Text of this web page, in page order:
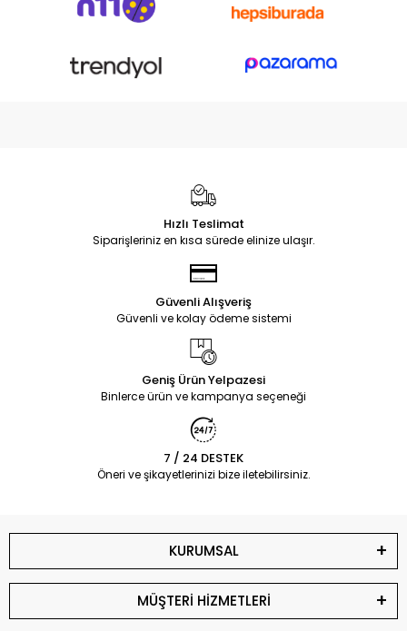
Hızlı Teslimat
Siparişleriniz en kısa sürede elinize ulaşır.
Güvenli Alışveriş
Güvenli ve kolay ödeme sistemi
Geniş Ürün Yelpazesi
Binlerce ürün ve kampanya seçeneği
7 / 24 DESTEK
Öneri ve şikayetlerinizi bize iletebilirsiniz.
KURUMSAL
MÜŞTERİ HİZMETLERİ